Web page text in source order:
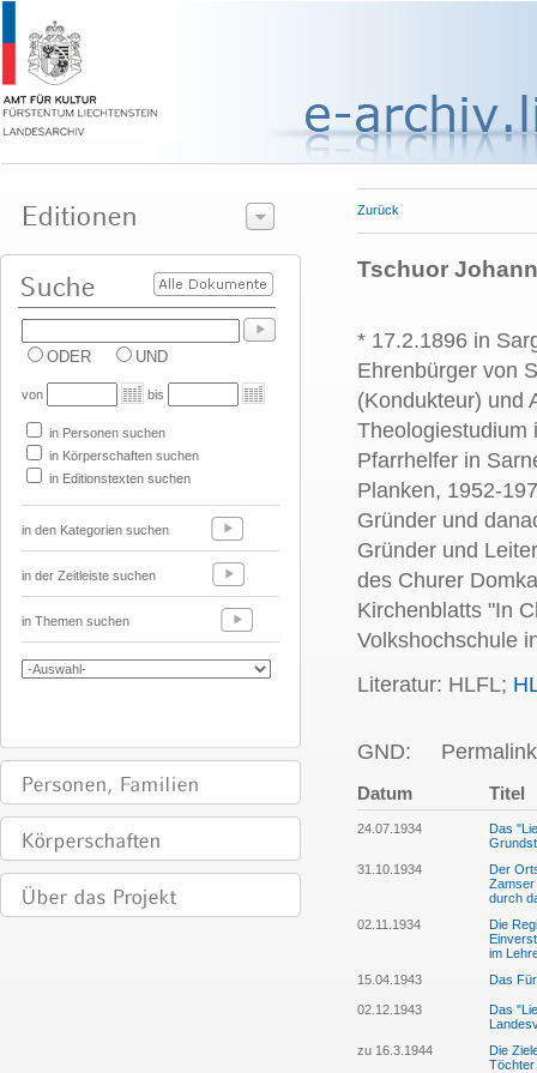
ODER UND
von bis
in Personen suchen
in Körperschaften suchen
in Editionstexten suchen
in den Kategorien suchen
in der Zeitleiste suchen
in Themen suchen
Zurück
Tschuor
* 17.2.1896 in
Ehrenbürger von
(Kondukteur) und
Theologiestudium
Pfarrhelfer in
Planken, 1952-
Gründer und
Gründer und
des Churer
Kirchenblatts "In
Volkshochschule
Literatur: HLFL;
GND:
Datum Titel
24.07.1934
Das
31.10.1934
Der
Zamser
durch
02.11.1934
Die
im
15.04.1943
Das
02.12.1943
Das
zu 16.3.1944
Die
Töchter